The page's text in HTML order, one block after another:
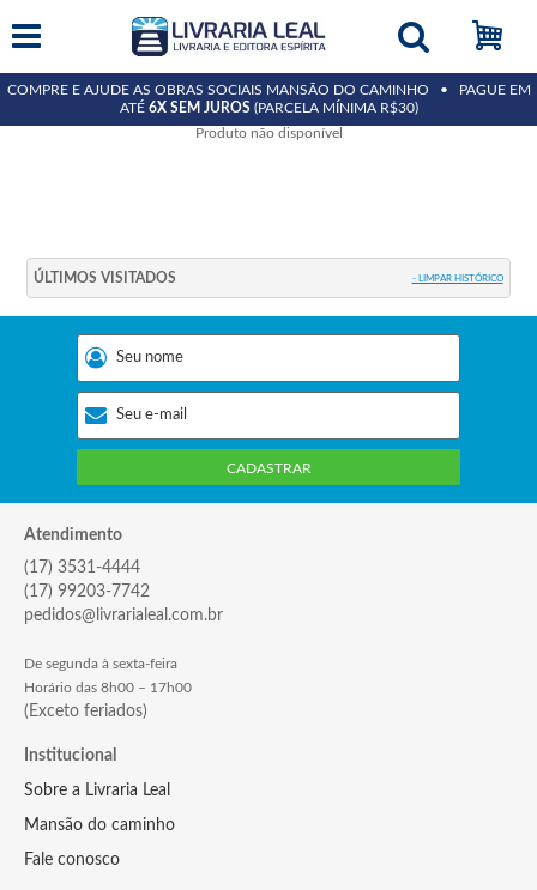
COMPRE E AJUDE AS OBRAS SOCIAIS MANSÃO DO CAMINHO • PAGUE EM
ATÉ 6X SEM JUROS (PARCELA MÍNIMA R$30)
Produto não disponível
ÚLTIMOS VISITADOS - LIMPAR HISTÓRICO
CADASTRAR
Atendimento
(17) 3531-4444
(17) 99203-7742
pedidos@livrarialeal.com.br
De segunda à sexta-feira
Horário das 8h00 – 17h00
(Exceto feriados)
Institucional
Sobre a Livraria Leal
Mansão do caminho
Fale conosco